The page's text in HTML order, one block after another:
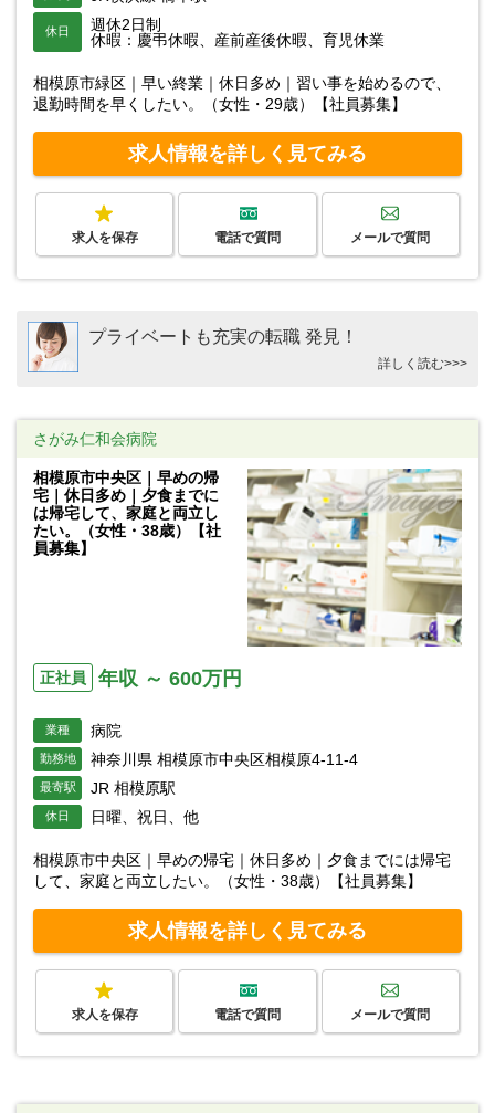
休日
週休2日制
休暇：慶弔休暇、産前産後休暇、育児休業
相模原市緑区｜早い終業｜休日多め｜習い事を始めるので、
退勤時間を早くしたい。（女性・29歳）【社員募集】
求人情報を詳しく見てみる
求人を保存 電話で質問 メールで質問
プライベートも充実の転職 発見！
詳しく読む>>>
さがみ仁和会病院
相模原市中央区｜早めの帰
宅｜休日多め｜夕食までに
は帰宅して、家庭と両立し
たい。（女性・38歳）【社
員募集】
正社員 年収 ～ 600万円
業種 病院
勤務地 神奈川県 相模原市中央区相模原4-11-4
最寄駅 JR 相模原駅
休日 日曜、祝日、他
相模原市中央区｜早めの帰宅｜休日多め｜夕食までには帰宅
して、家庭と両立したい。（女性・38歳）【社員募集】
求人情報を詳しく見てみる
求人を保存 電話で質問 メールで質問